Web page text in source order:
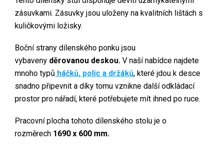
zásuvkami. Zásuvky jsou uloženy na kvalitních lištách s
kuličkovými ložisky.
Boční strany dílenského ponku jsou
vybaveny děrovanou deskou. V naší nabídce najdete
mnoho typů háčků, polic a držáků, které jdou k desce
snadno připevnit a díky tomu vznikne další odkládací
prostor pro nářadí, které potřebujete mít ihned po ruce.
Pracovní plocha tohoto dílenského stolu je o
rozměrech 1690 x 600 mm.